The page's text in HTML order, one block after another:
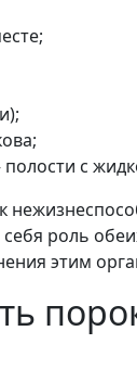
с
роль
этим